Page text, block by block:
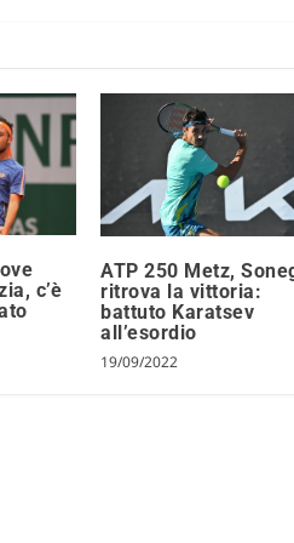
c’è
ATP 250 Metz,
ritrova la vittoria:
battuto Karatsev
all’esordio
19/09/2022